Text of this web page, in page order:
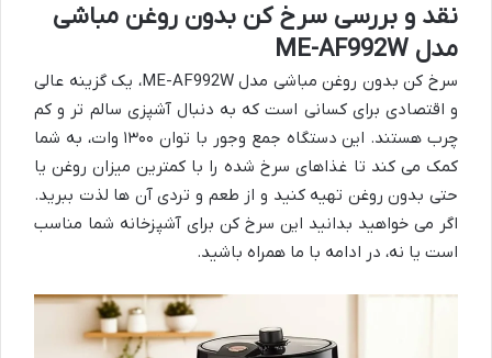
نقد و بررسی سرخ کن بدون روغن مباشی
مدل ME-AF992W
سرخ کن بدون روغن مباشی مدل ME-AF992W، یک گزینه عالی
و اقتصادی برای کسانی است که به دنبال آشپزی سالم تر و کم
چرب هستند. این دستگاه جمع وجور با توان ۱۳۰۰ وات، به شما
کمک می کند تا غذاهای سرخ شده را با کمترین میزان روغن یا
حتی بدون روغن تهیه کنید و از طعم و تردی آن ها لذت ببرید.
اگر می خواهید بدانید این سرخ کن برای آشپزخانه شما مناسب
است یا نه، در ادامه با ما همراه باشید.